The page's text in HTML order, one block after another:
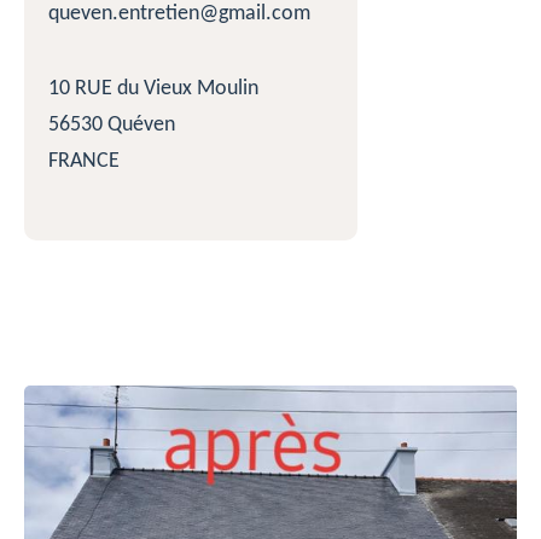
queven.entretien@gmail.com
10 RUE du Vieux Moulin
56530 Quéven
FRANCE